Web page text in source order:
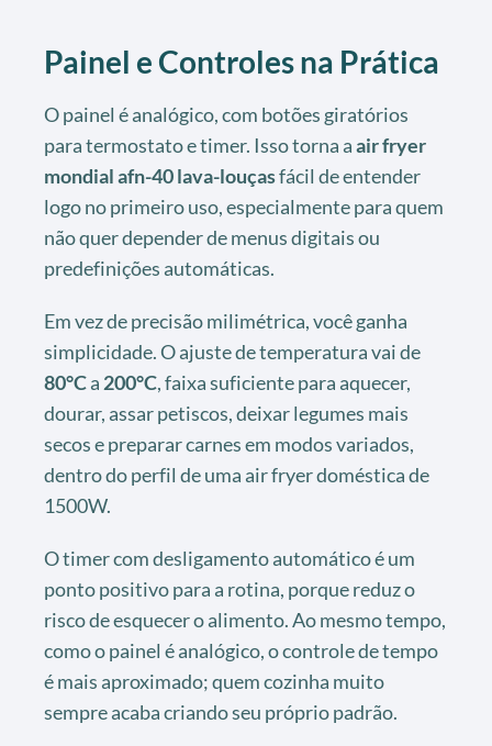
Painel e Controles na Prática
O painel é analógico, com botões giratórios
para termostato e timer. Isso torna aair fryer
mondial afn-40 lava-louçasfácil de entender
logo no primeiro uso, especialmente para quem
não quer depender de menus digitais ou
predefinições automáticas.
Em vez de precisão milimétrica, você ganha
simplicidade. O ajuste de temperatura vai de
80°Ca 200°C, faixa suficiente para aquecer,
dourar, assar petiscos, deixar legumes mais
secos e preparar carnes em modos variados,
dentro do perfil de uma air fryer doméstica de
1500W.
O timer com desligamento automático é um
ponto positivo para a rotina, porque reduz o
risco de esquecer o alimento. Ao mesmo tempo,
como o painel é analógico, o controle de tempo
é mais aproximado; quem cozinha muito
sempre acaba criando seu próprio padrão.